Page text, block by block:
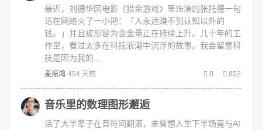
最近，刘德华因电影《猎金游戏》里饰演的张托德一句
话在网络火了一小把：「人永远赚不到认知以外的
钱。」并且被形容为含金量正在持续上升。几十年的工
作里，看过太多在科技浪潮中沉浮的故事。我会留意科
技是因为我的...
麦振鸿 454 天前 0 852
音乐里的数理图形邂逅
活了大半辈子在音符间翻滚，未曾想人生下半场竟与AI